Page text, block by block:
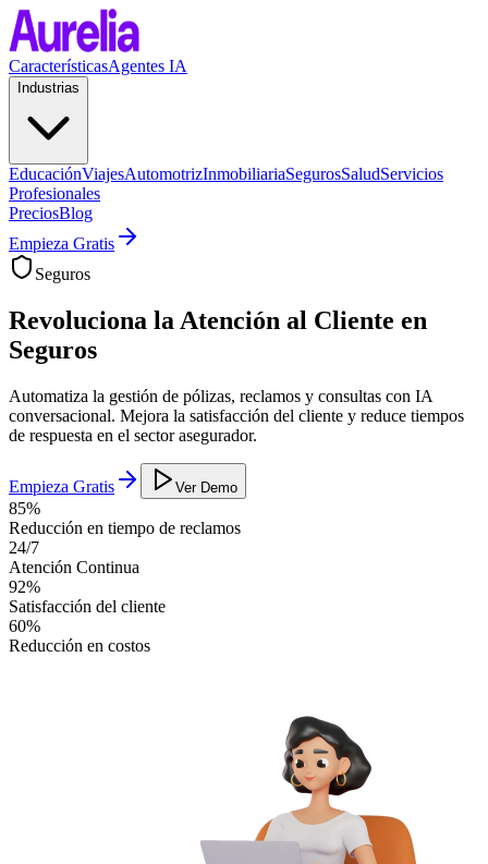
CaracterísticasAgentes IA
Industrias
EducaciónViajesAutomotrizInmobiliariaSegurosSaludServicios
Profesionales
PreciosBlog
Empieza Gratis
Seguros
Revoluciona la Atención al Cliente en
Seguros
Automatiza la gestión de pólizas, reclamos y consultas con IA
conversacional. Mejora la satisfacción del cliente y reduce tiempos
de respuesta en el sector asegurador.
Empieza Gratis Ver Demo
85%
Reducción en tiempo de reclamos
24/7
Atención Continua
92%
Satisfacción del cliente
60%
Reducción en costos